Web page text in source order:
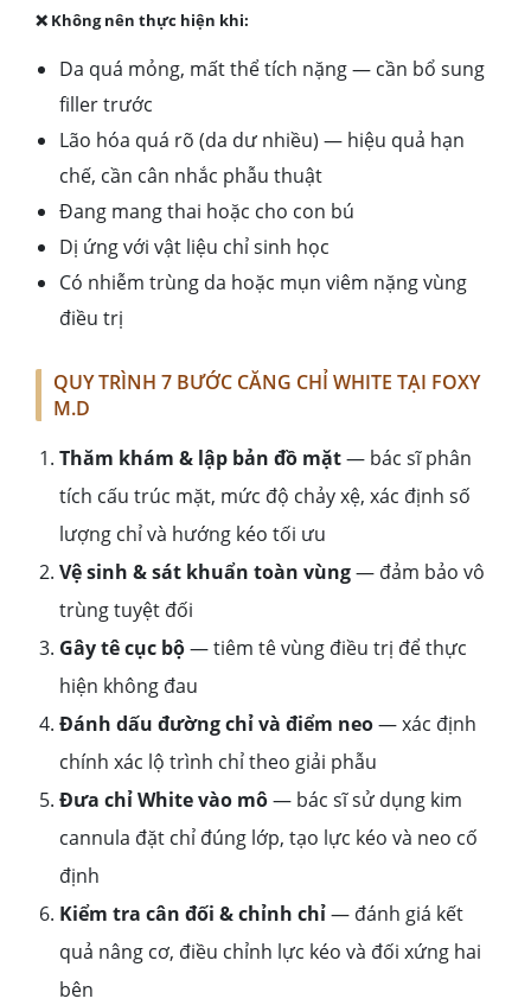
❌ Không nên thực hiện khi:
Da quá mỏng, mất thể tích nặng — cần bổ sung
filler trước
Lão hóa quá rõ (da dư nhiều) — hiệu quả hạn
chế, cần cân nhắc phẫu thuật
Đang mang thai hoặc cho con bú
Dị ứng với vật liệu chỉ sinh học
Có nhiễm trùng da hoặc mụn viêm nặng vùng
điều trị
QUY TRÌNH 7 BƯỚC CĂNG CHỈ WHITE TẠI FOXY
M.D
Thăm khám & lập bản đồ mặt— bác sĩ phân
tích cấu trúc mặt, mức độ chảy xệ, xác định số
lượng chỉ và hướng kéo tối ưu
Vệ sinh & sát khuẩn toàn vùng— đảm bảo vô
trùng tuyệt đối
Gây tê cục bộ— tiêm tê vùng điều trị để thực
hiện không đau
Đánh dấu đường chỉ và điểm neo— xác định
chính xác lộ trình chỉ theo giải phẫu
Đưa chỉ White vào mô— bác sĩ sử dụng kim
cannula đặt chỉ đúng lớp, tạo lực kéo và neo cố
định
Kiểm tra cân đối & chỉnh chỉ— đánh giá kết
quả nâng cơ, điều chỉnh lực kéo và đối xứng hai
bên